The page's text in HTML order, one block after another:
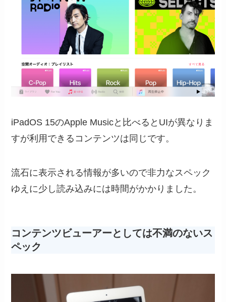
iPadOS 15のApple Musicと比べるとUIが異なりま
すが利用できるコンテンツは同じです。
流石に表示される情報が多いので非力なスペック
ゆえに少し読み込みには時間がかかりました。
コンテンツビューアーとしては不満のないス
ペック